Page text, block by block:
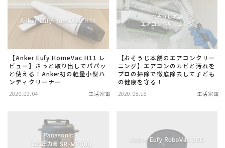
【Anker Eufy HomeVac H11 レ
ビュー】さっと取り出してパパッ
と使える！Anker初の軽量小型ハ
ンディクリーナー
2020.09.04 生活家電
【おそうじ本舗のエアコンクリー
ニング】エアコンのカビと汚れを
プロの掃除で徹底除去して子ども
の健康を守る！
2020.08.16 生活家電